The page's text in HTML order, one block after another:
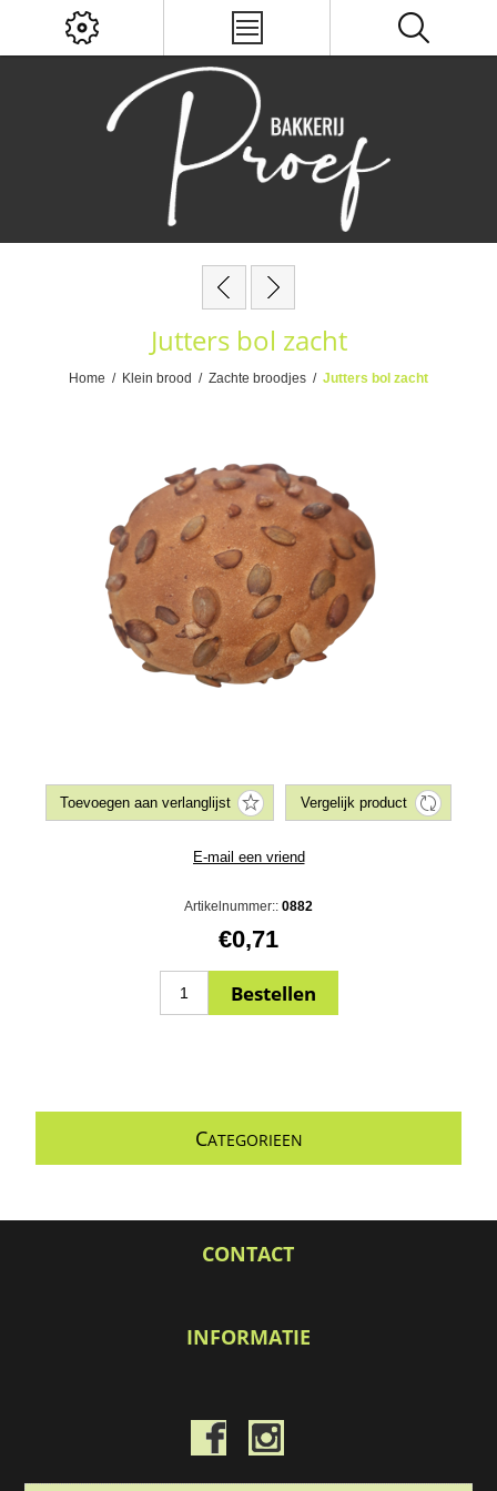
Jutters bol zacht
Home / Klein brood / Zachte broodjes / Jutters bol zacht
Artikelnummer:: 0882
€0,71
CATEGORIEEN
CONTACT
INFORMATIE